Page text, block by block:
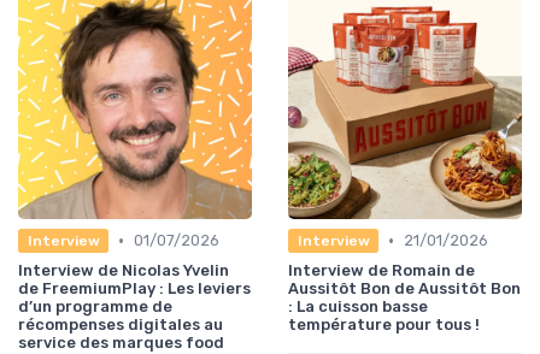
Interview • 01/07/2026
Interview de Nicolas Yvelin
de FreemiumPlay : Les leviers
d’un programme de
récompenses digitales au
service des marques food
Interview •
21/01/2026
Interview de Romain de
Aussitôt Bon de Aussitôt Bon
: La cuisson basse
température pour tous !